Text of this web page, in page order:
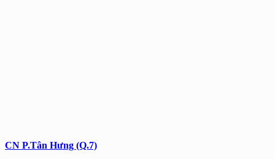
CN P.Tân Hưng (Q.7)